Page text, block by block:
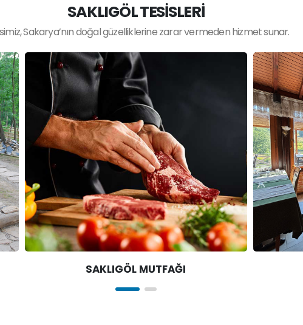
SAKLIGÖL TESİSLERİ
Sakarya’nın doğal güzelliklerine zarar vermeden hizmet sunar.
SAKLIGÖL MUTFAĞI